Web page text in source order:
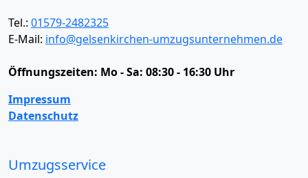
Tel.: 01579-2482325
E-Mail: info@gelsenkirchen-umzugsunternehmen.de
Öffnungszeiten: Mo - Sa: 08:30 - 16:30 Uhr
Impressum
Datenschutz
Umzugsservice